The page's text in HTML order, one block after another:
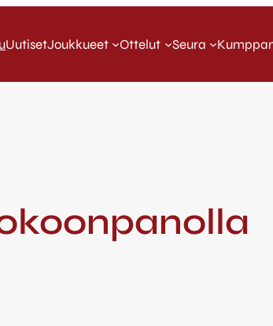
UutisetJoukkueet Ottelut Seura